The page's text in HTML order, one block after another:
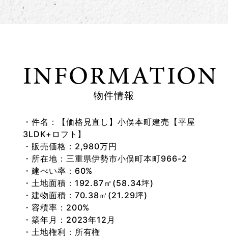
INFORMATION
物件情報
件名：【価格見直し】小俣本町建売【平屋
3LDK+ロフト】
販売価格：2,980万円
所在地：三重県伊勢市小俣町本町966-2
建ぺい率：60%
土地面積：192.87㎡(58.34坪)
建物面積：70.38㎡(21.29坪)
容積率：200%
築年月：2023年12月
土地権利：所有権